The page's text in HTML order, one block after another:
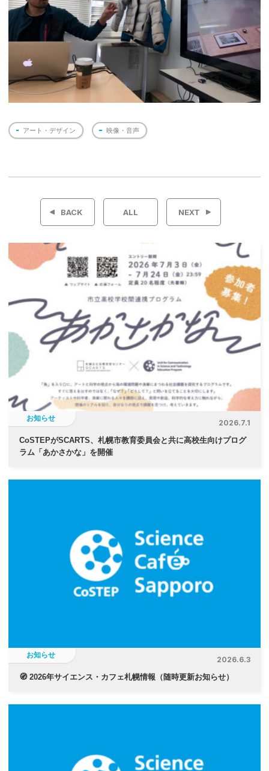
アート・デザイン 映像・音声
投
ー
シ
ン
BACK ALL NEXT
お知らせ
2026.7.1
CoSTEPがSCARTS、札幌市教育委員会と共に高校生向けプログ
ラム「あかさかな」を開催
お知らせ
2026.6.3
🧭 2026年サイエンス・カフェ札幌情報（随時更新お知らせ）